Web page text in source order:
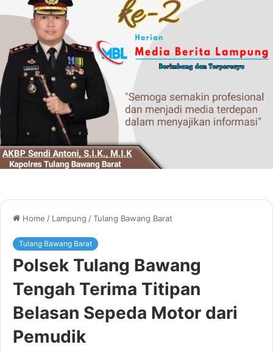
Home / Lampung /Tulang Bawang Barat
Tulang Bawang Barat
Polsek Tulang Bawang
Tengah Terima Titipan
Belasan Sepeda Motor dari
Pemudik